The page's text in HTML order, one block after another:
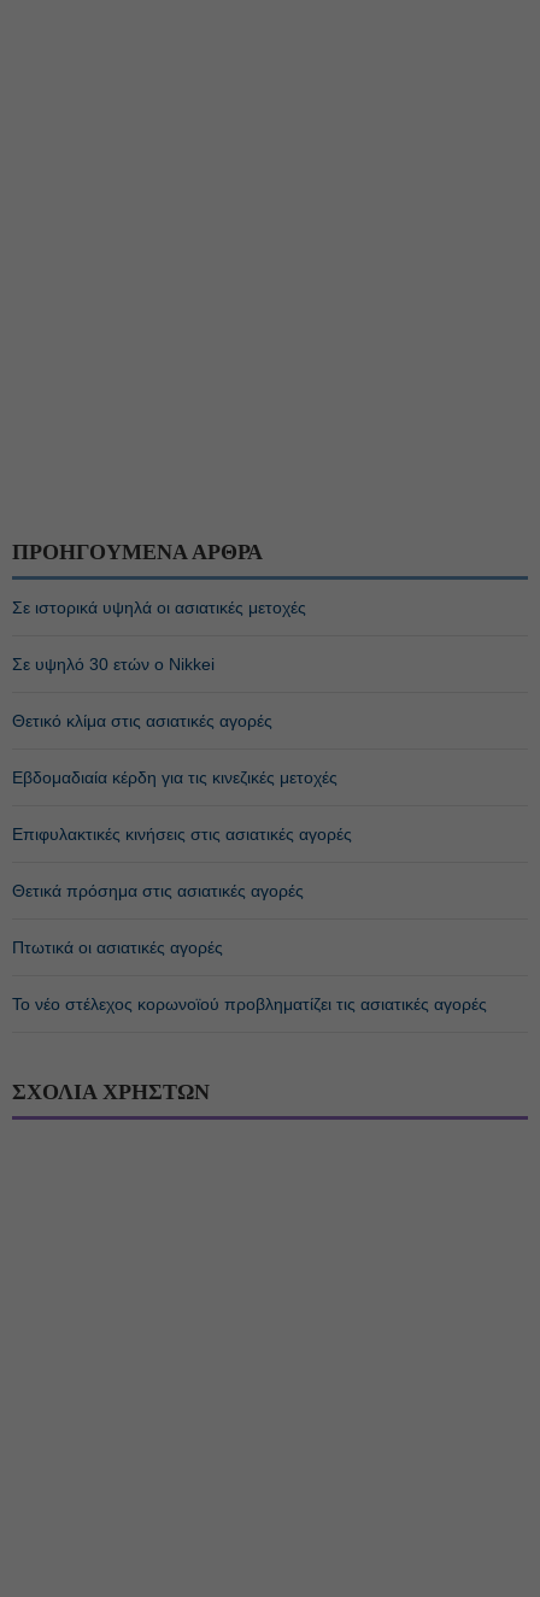
ΠΡΟΗΓΟΥΜΕΝΑ ΑΡΘΡΑ
Σε ιστορικά υψηλά οι ασιατικές μετοχές
Σε υψηλό 30 ετών ο Nikkei
Θετικό κλίμα στις ασιατικές αγορές
Εβδομαδιαία κέρδη για τις κινεζικές μετοχές
Επιφυλακτικές κινήσεις στις ασιατικές αγορές
Θετικά πρόσημα στις ασιατικές αγορές
Πτωτικά οι ασιατικές αγορές
Το νέο στέλεχος κορωνοϊού προβληματίζει τις ασιατικές αγορές
ΣΧΟΛΙΑ ΧΡΗΣΤΩΝ